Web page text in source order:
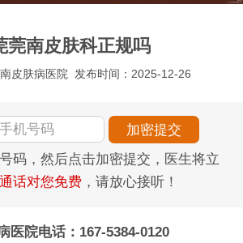
莞南皮肤科正规吗
皮肤病医院 发布时间：2025-12-26
码，然后点击加密提交，医生将立
话对您免费 ，请放心接听！
医院电话：167-5384-0120